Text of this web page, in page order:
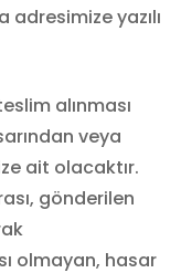
yazılı
alınması
veya
ait olacaktır.
gönderilen
olmayan, hasar